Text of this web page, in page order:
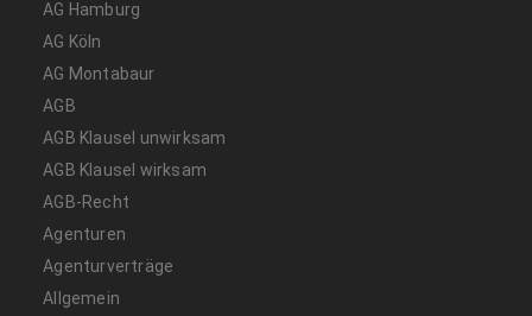
AG Hamburg
AG Köln
AG Montabaur
AGB
AGB Klausel unwirksam
AGB Klausel wirksam
AGB-Recht
Agenturen
Agenturverträge
Allgemein